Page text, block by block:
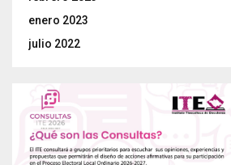
enero 2023
julio 2022